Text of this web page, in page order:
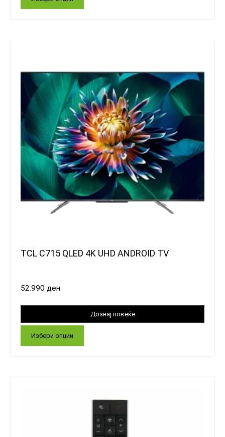
TCL C715 QLED 4K UHD ANDROID TV
52.990 ден
Избери опции